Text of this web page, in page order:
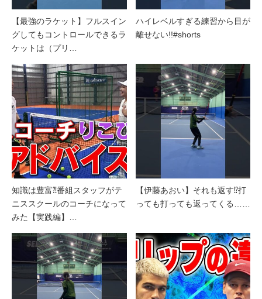
【最強のラケット】フルスイン
グしてもコントロールできるラ
ケットは（プリ…
ハイレベルすぎる練習から目が
離せない!!#shorts
知識は豊富⁈番組スタッフがテ
ニススクールのコーチになって
みた【実践編】…
【伊藤あおい】それも返す⁉︎打
っても打っても返ってくる……